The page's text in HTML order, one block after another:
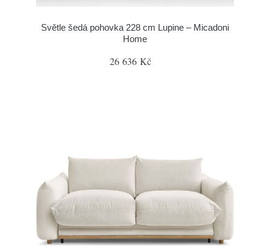
Světle šedá pohovka 228 cm Lupine – Micadoni
Home
26 636 Kč